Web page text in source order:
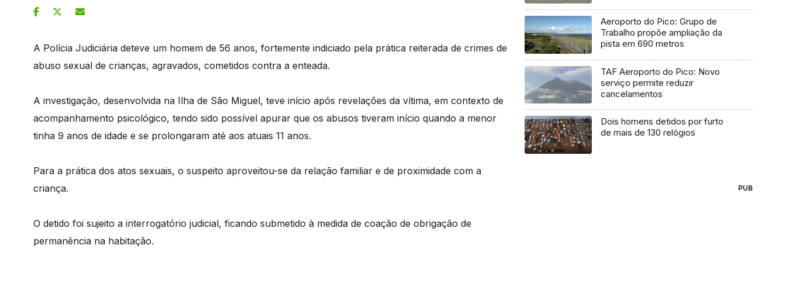
A Polícia Judiciária deteve um homem de 56 anos, fortemente indiciado pela prática reiterada de crimes de
abuso sexual de crianças, agravados, cometidos contra a enteada.
A investigação, desenvolvida na Ilha de São Miguel, teve início após revelações da vítima, em contexto de
acompanhamento psicológico, tendo sido possível apurar que os abusos tiveram início quando a menor
tinha 9 anos de idade e se prolongaram até aos atuais 11 anos.
Para a prática dos atos sexuais, o suspeito aproveitou-se da relação familiar e de proximidade com a
criança.
O detido foi sujeito a interrogatório judicial, ficando submetido à medida de coação de obrigação de
permanência na habitação.
Aeroporto do Pico: Grupo de
Trabalho propõe ampliação da
pista em 690 metros
TAF Aeroporto do Pico: Novo
serviço permite reduzir
cancelamentos
Dois homens detidos por furto
de mais de 130 relógios
PUB